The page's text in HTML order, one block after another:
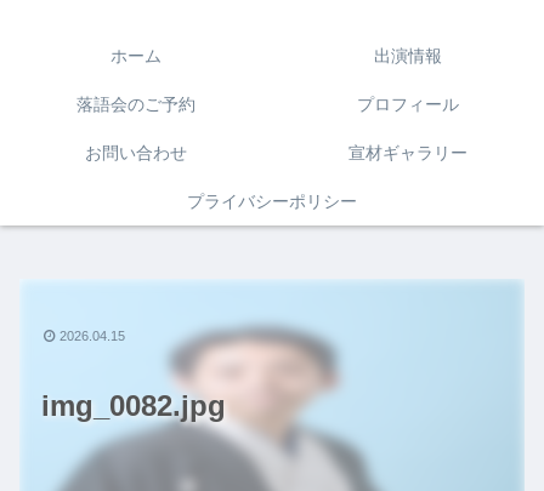
ホーム 出演情報
落語会のご予約 プロフィール
お問い合わせ 宣材ギャラリー
プライバシーポリシー
img_0082.jpg
2026.04.15